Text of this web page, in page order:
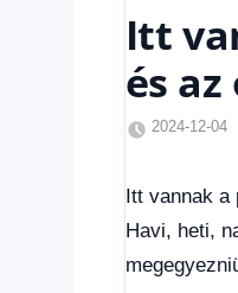
Itt
és
2024-12-04
Itt vannak a
Havi, heti,